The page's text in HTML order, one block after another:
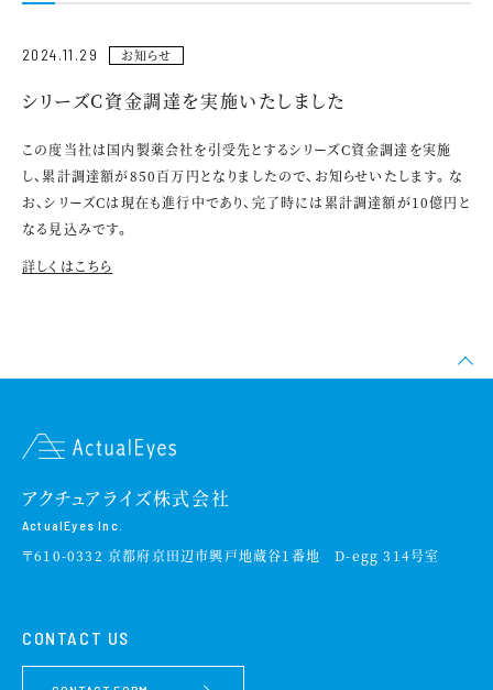
2024.11.29 お知らせ
シリーズC資金調達を実施いたしました
この度当社は国内製薬会社を引受先とするシリーズC資金調達を実施
し、累計調達額が850百万円となりましたので、お知らせいたします。な
お、シリーズCは現在も進行中であり、完了時には累計調達額が10億円と
なる見込みです。
詳しくはこちら
アクチュアライズ株式会社
ActualEyes Inc.
〒610-0332 京都府京田辺市興戸地蔵谷1番地 D-egg 314号室
CONTACT US